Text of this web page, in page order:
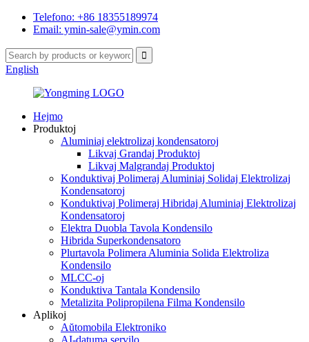
Telefono: +86 18355189974
Email: ymin-sale@ymin.com
English
Hejmo
Produktoj
Aluminiaj elektrolizaj kondensatoroj
Likvaj Grandaj Produktoj
Likvaj Malgrandaj Produktoj
Konduktivaj Polimeraj Aluminiaj Solidaj Elektrolizaj
Kondensatoroj
Konduktivaj Polimeraj Hibridaj Aluminiaj Elektrolizaj
Kondensatoroj
Elektra Duobla Tavola Kondensilo
Hibrida Superkondensatoro
Plurtavola Polimera Aluminia Solida Elektroliza
Kondensilo
MLCC-oj
Konduktiva Tantala Kondensilo
Metalizita Polipropilena Filma Kondensilo
Aplikoj
Aŭtomobila Elektroniko
AI-datuma servilo